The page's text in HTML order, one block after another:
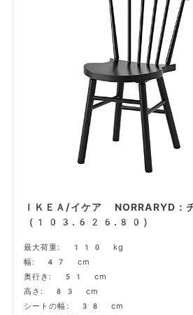
ＩＫＥＡ/イケア NORRARYD：
（103.626.80）
最大荷重: 110 kg
幅: 47 cm
奥行き: 51 cm
高さ: 83 cm
シートの幅: 38 cm